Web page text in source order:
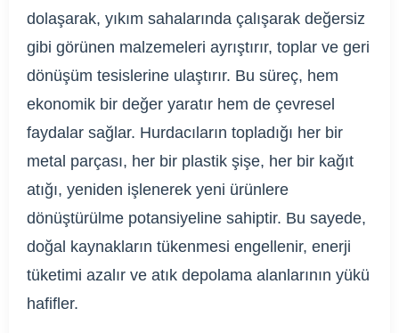
dolaşarak, yıkım sahalarında çalışarak değersiz
gibi görünen malzemeleri ayrıştırır, toplar ve geri
dönüşüm tesislerine ulaştırır. Bu süreç, hem
ekonomik bir değer yaratır hem de çevresel
faydalar sağlar. Hurdacıların topladığı her bir
metal parçası, her bir plastik şişe, her bir kağıt
atığı, yeniden işlenerek yeni ürünlere
dönüştürülme potansiyeline sahiptir. Bu sayede,
doğal kaynakların tükenmesi engellenir, enerji
tüketimi azalır ve atık depolama alanlarının yükü
hafifler.